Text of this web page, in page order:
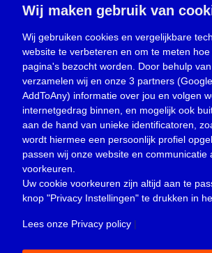
Gemeentepagina(104)
Ingezonden brief(537)
Media(156)
Nieuws (23.329)
Oproep(734)
Overlijden(39)
Podcast(18)
prijsvraag (5)
Religie (1.438)
Service(226)
Wij maken gebruik van
Wij gebruiken cookies en vergelijkbare
website te verbeteren en om te meten
pagina's bezocht worden. Door behulp
verzamelen wij en onze 3 partners
AddToAny) informatie over jou en volgen
internetgedrag binnen, en mogelijk ook
aan de hand van unieke identificatoren,
wordt hiermee een persoonlijk profiel
passen wij onze website en communicatie
voorkeuren.
Uw cookie voorkeuren zijn altijd aan te
knop "Privacy Instellingen" te drukken in
Lees onze Privacy policy |